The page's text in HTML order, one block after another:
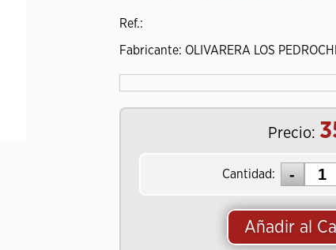
Ref.:
Fabricante: OLIVARERA LOS
Precio:
Cantidad:
Añadir al